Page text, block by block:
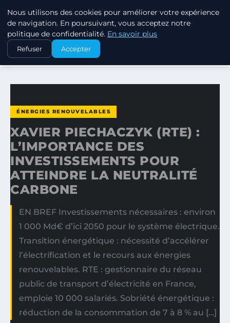
EXXON CLIMATE FOOTPRINT
ACCUEIL
ÉNERGIES RENOUVELABLES
XAVIER PIECHACZYK (RTE) : L’IMPORTANCE DES…
ÉNERGIES RENOUVELABLES
XAVIER PIECHACZYK (RTE) :
L’IMPORTANCE DES
INVESTISSEMENTS POUR
ATTEINDRE LA NEUTRALITÉ
CARBONE
EN BREF Investissements nécessaires : environ
1 000 Md€ d’ici 2050 pour le système électrique.
Transition énergétique : nécessité d’accélérer
l’électrification et le recours aux énergies
renouvelables. RTE : gestionnaire du réseau
public de transport d’électricité en France,
emploie 10 000 salariés. Sobriété énergétique :
réduction de la consommation de 7 à 8 % au […]
Nous utilisons des cookies pour améliorer votre expérience
de navigation. En poursuivant, vous acceptez notre
politique de confidentialité. En savoir plus
Refuser Accepter